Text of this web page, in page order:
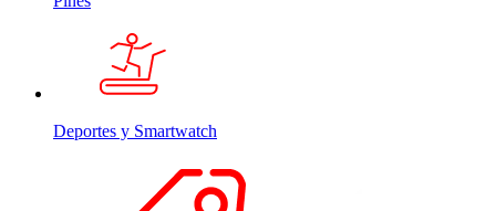
Deportes y Smartwatch